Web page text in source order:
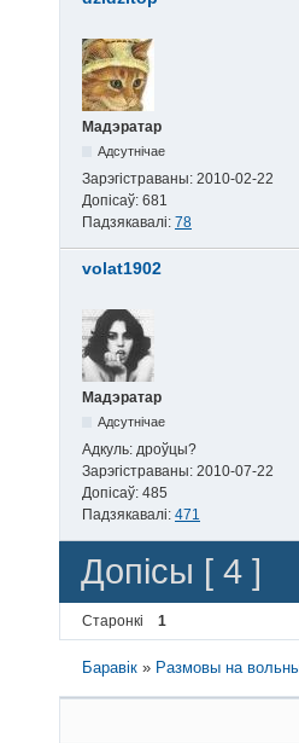
Мадэратар
Адсутнічае
Зарэгістраваны: 2010-02-22
Допісаў: 681
Падзякавалі: 78
volat1902
Мадэратар
Адсутнічае
Адкуль: дроўцы?
Зарэгістраваны: 2010-07-22
Допісаў: 485
Падзякавалі: 471
Допісы [ 4 ]
Старонкі 1
Баравік » Размовы на